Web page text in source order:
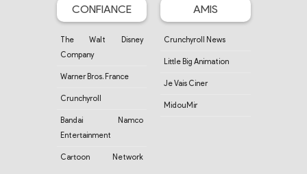
CONFIANCE
The Walt Disney
Company
Warner Bros. France
Crunchyroll
Bandai Namco
Entertainment
Cartoon Network
AMIS
Crunchyroll News
Little Big Animation
Je Vais Ciner
MidouMir